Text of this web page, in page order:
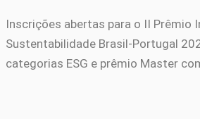
Inscrições abertas para o II Prêmio
Sustentabilidade Brasil-Portugal
categorias ESG e prêmio Master